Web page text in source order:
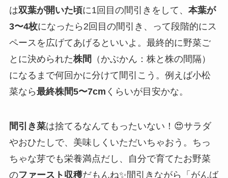
は双葉が開いた頃に1回目の間引きをして、 本葉が
3〜4枚になったら2回目の間引き、って段階的にス
ペースを広げてあげるといいよ。最終的に野菜ご
とに決められた株間 （かぶかん：株と株の間隔）
になるまで何回かに分けて間引こう。例えば小松
菜なら最終株間5〜7cm くらいが目安かな。
間引き菜は捨てるなんてもったいない！😍サラダ
やおひたしで、美味しくいただいちゃおう。ちっ
ちゃな芽でも栄養満点だし、自分で育てたお野菜
のファースト収穫だもんね✨間引きながら「がんば